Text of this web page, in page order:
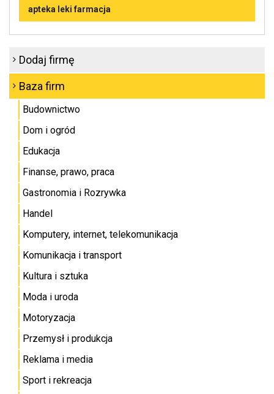
apteka leki farmacja
Dodaj firmę
Baza firm
Budownictwo
Dom i ogród
Edukacja
Finanse, prawo, praca
Gastronomia i Rozrywka
Handel
Komputery, internet, telekomunikacja
Komunikacja i transport
Kultura i sztuka
Moda i uroda
Motoryzacja
Przemysł i produkcja
Reklama i media
Sport i rekreacja